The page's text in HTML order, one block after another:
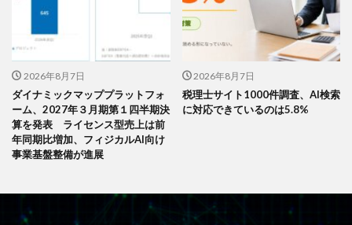
2026年8月7日
ダイナミックマッププラットフォ
ーム、2027年３月期第１四半期決
算を発表 ライセンス型売上は前
年同期比増加、フィジカルAI向け
事業基盤整備が進展
2026年8月7日
税理士サイト1000件調査、AI検索
に対応できているのは5.8%